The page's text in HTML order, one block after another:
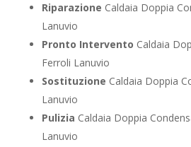
Riparazione Caldaia Doppia
Lanuvio
Pronto Intervento Caldaia
Ferroli Lanuvio
Sostituzione Caldaia Doppia
Lanuvio
Pulizia Caldaia Doppia
Lanuvio